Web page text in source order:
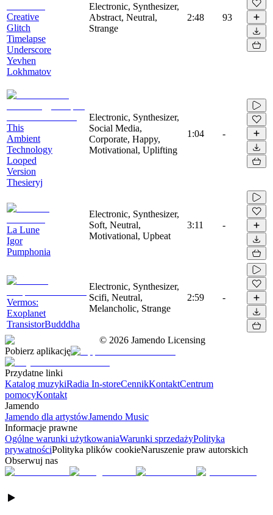
Creative
Glitch
Timelapse
Underscore
Yevhen
Lokhmatov
Electronic, Synthesizer,
Abstract, Neutral,
Strange
2:48 93
This
Ambient
Technology
Looped
Version
Thesieryj
Electronic, Synthesizer,
Social Media,
Corporate, Happy,
Motivational, Uplifting
1:04 -
La Lune
Igor
Pumphonia
Electronic, Synthesizer,
Soft, Neutral,
Motivational, Upbeat
3:11 -
Vermos:
Exoplanet
TransistorBudddha
Electronic, Synthesizer,
Scifi, Neutral,
Melancholic, Strange
2:59 -
© 2026 Jamendo Licensing
Pobierz aplikację
Przydatne linki
Katalog muzykiRadia In-storeCennikKontaktCentrum
pomocyKontakt
Jamendo
Jamendo dla artystówJamendo Music
Informacje prawne
Ogólne warunki użytkowaniaWarunki sprzedażyPolityka
prywatnościPolityka plików cookieNaruszenie praw autorskich
Obserwuj nas